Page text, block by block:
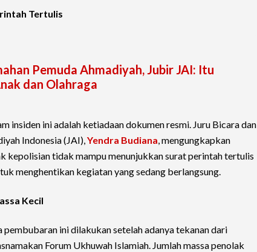
Tertulis
Pemuda Ahmadiyah, Jubir JAI: Itu
dan Olahraga
insiden ini adalah ketiadaan dokumen resmi. Juru Bicara dan
Indonesia (JAI),Yendra Budiana, mengungkapkan
kepolisian tidak mampu menunjukkan surat perintah tertulis
menghentikan kegiatan yang sedang berlangsung.
Kecil
ini dilakukan setelah adanya tekanan dari
Forum Ukhuwah Islamiah. Jumlah massa penolak